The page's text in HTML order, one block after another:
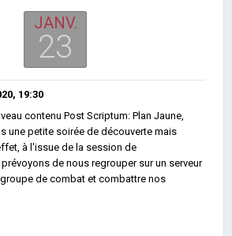
JANV.
23
19:30
contenu Post Scriptum: Plan Jaune,
une petite soirée de découverte mais
à l'issue de la session de
de nous regrouper sur un serveur
de combat et combattre nos